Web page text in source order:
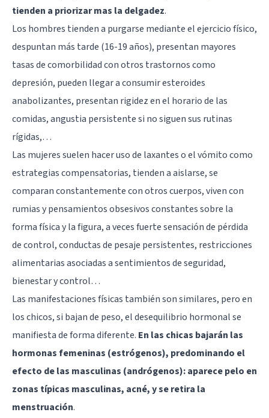
tienden a priorizar mas la delgadez.
Los hombres tienden a purgarse mediante el ejercicio físico,
despuntan más tarde (16-19 años), presentan mayores
tasas de comorbilidad con otros trastornos como
depresión, pueden llegar a consumir esteroides
anabolizantes, presentan rigidez en el horario de las
comidas, angustia persistente si no siguen sus rutinas
rígidas,…
Las mujeres suelen hacer uso de laxantes o el vómito como
estrategias compensatorias, tienden a aislarse, se
comparan constantemente con otros cuerpos, viven con
rumias y pensamientos obsesivos constantes sobre la
forma física y la figura, a veces fuerte sensación de pérdida
de control, conductas de pesaje persistentes, restricciones
alimentarias asociadas a sentimientos de seguridad,
bienestar y control…
Las manifestaciones físicas también son similares, pero en
los chicos, si bajan de peso, el desequilibrio hormonal se
manifiesta de forma diferente. En las chicas bajarán las
hormonas femeninas (estrógenos), predominando el
efecto de las masculinas (andrógenos): aparece pelo en
zonas típicas masculinas, acné, y se retira la
menstruación.